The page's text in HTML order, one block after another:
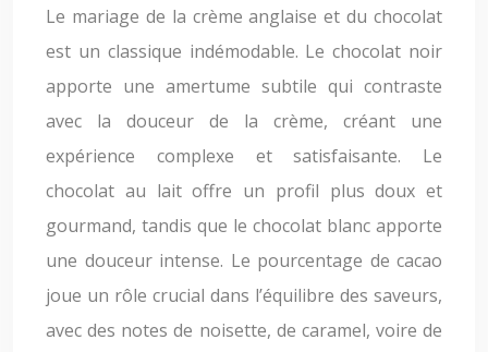
Le mariage de la crème anglaise et du chocolat
est un classique indémodable. Le chocolat noir
apporte une amertume subtile qui contraste
avec la douceur de la crème, créant une
expérience complexe et satisfaisante. Le
chocolat au lait offre un profil plus doux et
gourmand, tandis que le chocolat blanc apporte
une douceur intense. Le pourcentage de cacao
joue un rôle crucial dans l’équilibre des saveurs,
avec des notes de noisette, de caramel, voire de